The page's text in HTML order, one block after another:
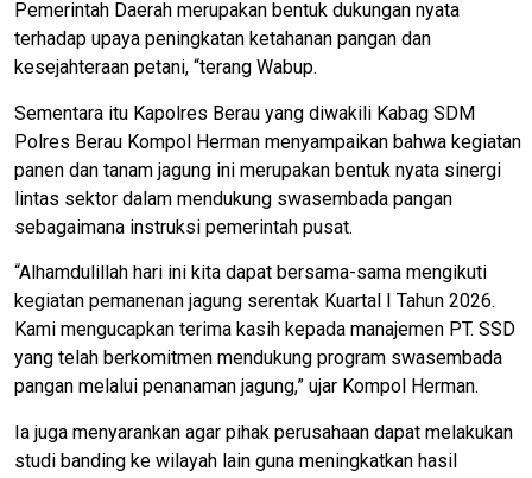
Pemerintah Daerah merupakan bentuk dukungan nyata
terhadap upaya peningkatan ketahanan pangan dan
kesejahteraan petani, “terang Wabup.
Sementara itu Kapolres Berau yang diwakili Kabag SDM
Polres Berau Kompol Herman menyampaikan bahwa kegiatan
panen dan tanam jagung ini merupakan bentuk nyata sinergi
lintas sektor dalam mendukung swasembada pangan
sebagaimana instruksi pemerintah pusat.
“Alhamdulillah hari ini kita dapat bersama-sama mengikuti
kegiatan pemanenan jagung serentak Kuartal I Tahun 2026.
Kami mengucapkan terima kasih kepada manajemen PT. SSD
yang telah berkomitmen mendukung program swasembada
pangan melalui penanaman jagung,” ujar Kompol Herman.
Ia juga menyarankan agar pihak perusahaan dapat melakukan
studi banding ke wilayah lain guna meningkatkan hasil